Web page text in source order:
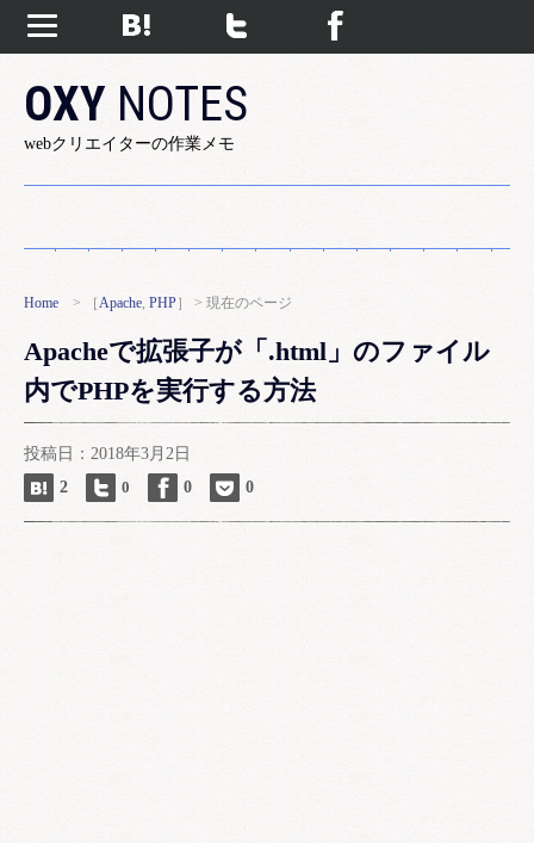
OXY NOTES
webクリエイターの作業メモ
Home > ［Apache, PHP］ > 現在のページ
Apacheで拡張子が「.html」のファイル
内でPHPを実行する方法
投稿日：2018年3月2日
2
0 0 0